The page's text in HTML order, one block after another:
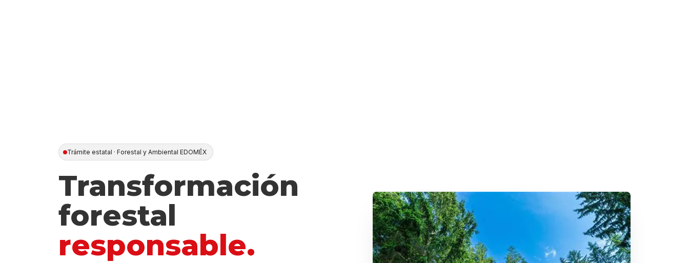
Trámite estatal · Forestal y Ambiental EDOMÉX
Transformación
forestal
responsable.